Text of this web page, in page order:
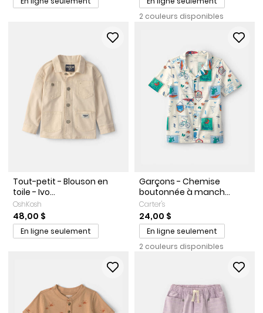
2 couleurs disponibles
Tout-petit - Blouson en
toile - Ivo...
OshKosh
48,00 $
En ligne seulement
Garçons - Chemise
boutonnée à manch...
Carter's
24,00 $
En ligne seulement
2 couleurs disponibles